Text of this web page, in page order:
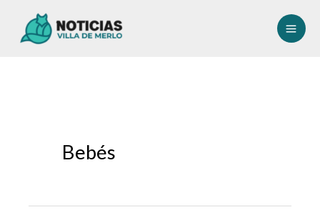
Bebés